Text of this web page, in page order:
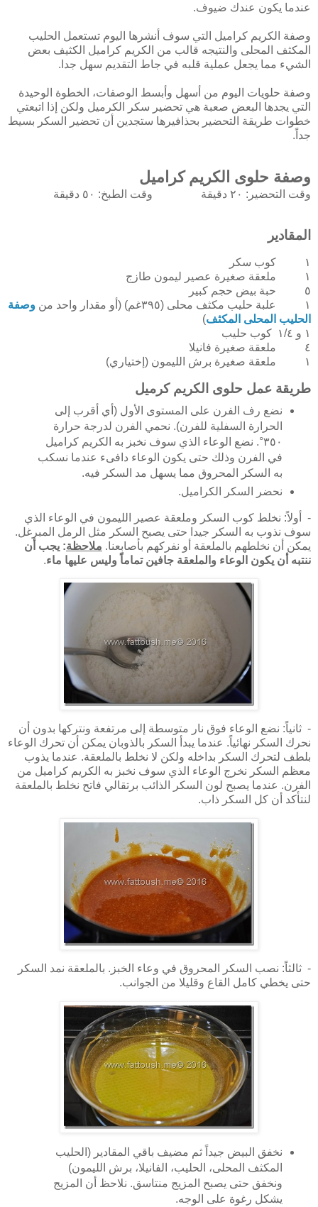
عندما يكون عندك ضيوف.
وصفة الكريم كراميل التي سوف أنشرها اليوم تستعمل الحليب
المكثف المحلى والنتيجه قالب من الكريم كراميل الكثيف بعض
الشيء مما يجعل عملية قلبه في جاط التقديم سهل جدا.
وصفة حلويات اليوم من أسهل وأبسط الوصفات، الخطوة الوحيدة
التي يجدها البعض صعبة هي تحضير سكر الكرميل ولكن إذا اتبعتي
خطوات طريقة التحضير بحذافيرها ستجدين أن تحضير السكر بسيط
جداً.
وصفة حلوى الكريم كراميل
وقت التحضير: ٢٠ دقيقة وقت الطبخ: ٥٠ دقيقة
المقادير
١ كوب
سكر
١ ملعقة صغيرة
عصير ليمون طازج
٥ حبة
بيض حجم كبير
١ علبة
حليب مكثف محلى (٣٩٥غم) (أو مقدار واحد من
وصفة
الحليب المحلى المكثف)
١ و ١/٤ كوب
حليب
٤ ملعقة صغيرة
فانيلا
١ ملعقة صغيرة
برش الليمون (إختياري)
طريقة عمل حلوى الكريم كرميل
نضع رف الفرن على المستوى الأول (أي أقرب إلى
الحرارة السفلية للفرن). نحمي الفرن لدرجة حرارة
٣٥٠°. نضع الوعاء الذي سوف نخبز به الكريم كراميل
في الفرن وذلك حتى يكون الوعاء دافىء عندما نسكب
به السكر المحروق مما يسهل مد السكر فيه.
نحضر السكر الكراميل.
- أولاً: نخلط كوب السكر وملعقة عصير الليمون في الوعاء الذي
سوف نذوب به السكر جيدا حتى يصبح السكر مثل الرمل المبرغل.
يمكن أن نخلطهم بالملعقة أو نفركهم بأصابعنا. ملاحظة: يجب أن
ننتبه أن يكون الوعاء والملعقة جافين تماماً وليس عليها ماء.
- ثانياً: نضع الوعاء فوق نار متوسطة إلى مرتفعة ونتركها بدون أن
نحرك السكر نهائياً. عندما يبدأ السكر بالذوبان يمكن أن تحرك الوعاء
بلطف لتحرك السكر بداخله ولكن لا نخلط بالملعقة. عندما يذوب
معظم السكر نخرج الوعاء الذي سوف نخبز به الكريم كراميل من
الفرن. عندما يصبح لون السكر الذائب برتقالي فاتح نخلط بالملعقة
لنتأكد أن كل السكر ذاب.
- ثالثاً: نصب السكر المحروق في وعاء الخبز. بالملعقة نمد السكر
حتى يخطي كامل القاع وقليلا من الجوانب.
نخفق البيض جيداً ثم مضيف باقي المقادير (الحليب
المكثف المحلى، الحليب، الفانيلا، برش الليمون)
ونخفق حتى يصبح المزيج منتاسق. نلاحظ أن المزيج
يشكل رغوة على الوجه.